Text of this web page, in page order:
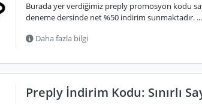
Burada yer verdiğimiz preply promosyon kodu
deneme dersinde net %50 indirim sunmaktadır. ...
Daha fazla bilgi
Preply İndirim Kodu: Sınırlı